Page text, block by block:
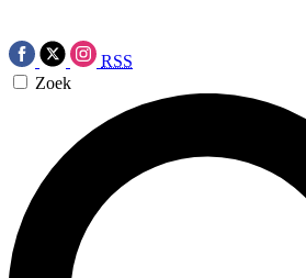
RSS
Zoek